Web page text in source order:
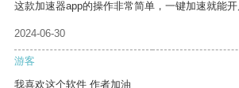
这款加速器app的操作非常简单，一键加速就能开
2024-06-30
游客
我喜欢这个软件 作者加油